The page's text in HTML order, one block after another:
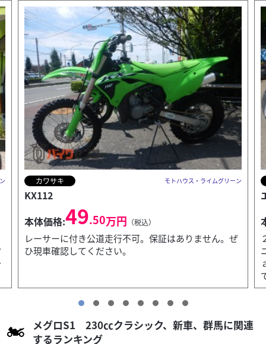
カワサキ モトハウス・ライムグリーン
エリミネーター400
本体価格:85.80万円 （税込）
２０２７年モデルのＥＬＩＭＩＮＡＴＯＲです。エボ
ニー入荷しました。ご予約承っております。Ｎｉｎｊ
メグロS1 230㏄クラシック、新車、群馬に関連
するランキング